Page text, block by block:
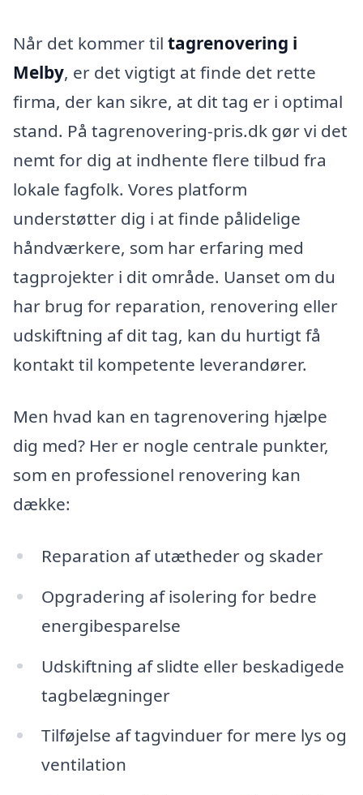
Når det kommer til tagrenovering i
Melby, er det vigtigt at finde det rette
firma, der kan sikre, at dit tag er i optimal
stand. På tagrenovering-pris.dk gør vi det
nemt for dig at indhente flere tilbud fra
lokale fagfolk. Vores platform
understøtter dig i at finde pålidelige
håndværkere, som har erfaring med
tagprojekter i dit område. Uanset om du
har brug for reparation, renovering eller
udskiftning af dit tag, kan du hurtigt få
kontakt til kompetente leverandører.
Men hvad kan en tagrenovering hjælpe
dig med? Her er nogle centrale punkter,
som en professionel renovering kan
dække:
Reparation af utætheder og skader
Opgradering af isolering for bedre
energibesparelse
Udskiftning af slidte eller beskadigede
tagbelægninger
Tilføjelse af tagvinduer for mere lys og
ventilation